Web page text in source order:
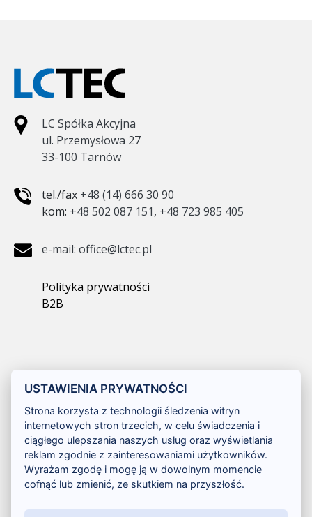
LC Spółka Akcyjna
ul. Przemysłowa 27
33-100 Tarnów
tel./fax +48 (14) 666 30 90
kom: +48 502 087 151, +48 723 985 405
e-mail: office@lctec.pl
Polityka prywatności
B2B
USTAWIENIA PRYWATNOŚCI
Strona korzysta z technologii śledzenia witryn
internetowych stron trzecich, w celu świadczenia i
ciągłego ulepszania naszych usług oraz wyświetlania
reklam zgodnie z zainteresowaniami użytkowników.
Wyrażam zgodę i mogę ją w dowolnym momencie
cofnąć lub zmienić, ze skutkiem na przyszłość.